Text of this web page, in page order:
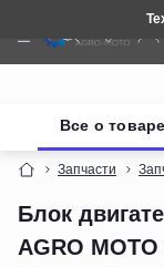
Запчасти
Блок
AGRO
Все о товаре